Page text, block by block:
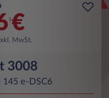
1€
MwSt.
3008
e-DSC6